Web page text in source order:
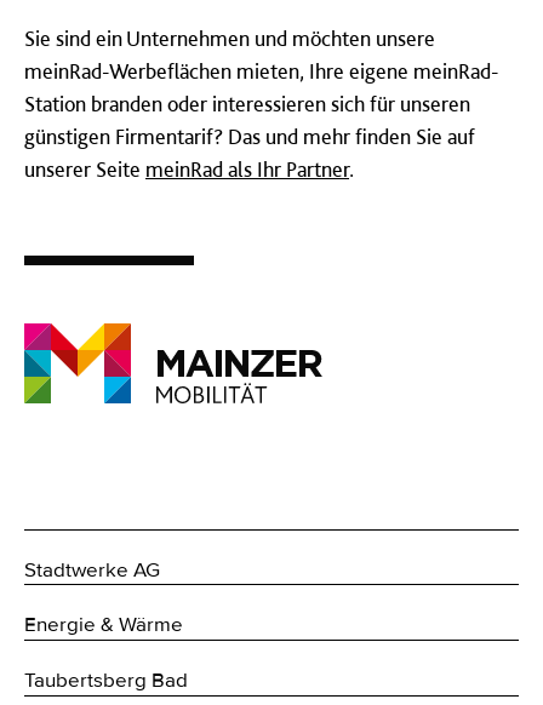
Sie sind ein Unternehmen und möchten unsere
meinRad-Werbeflächen mieten, Ihre eigene meinRad-
Station branden oder interessieren sich für unseren
günstigen Firmentarif? Das und mehr finden Sie auf
unserer Seite meinRad als Ihr Partner.
Stadtwerke AG
Energie & Wärme
Taubertsberg Bad